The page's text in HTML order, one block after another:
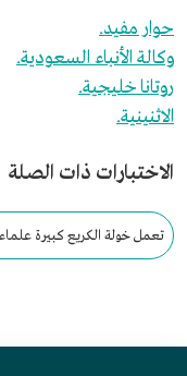
حوار مفيد.
وكالة الأنباء السعودية.
روتانا خليجية.
الاثنينية.
الاختبارات ذات الصلة
تعمل خولة الكريع كبيرة